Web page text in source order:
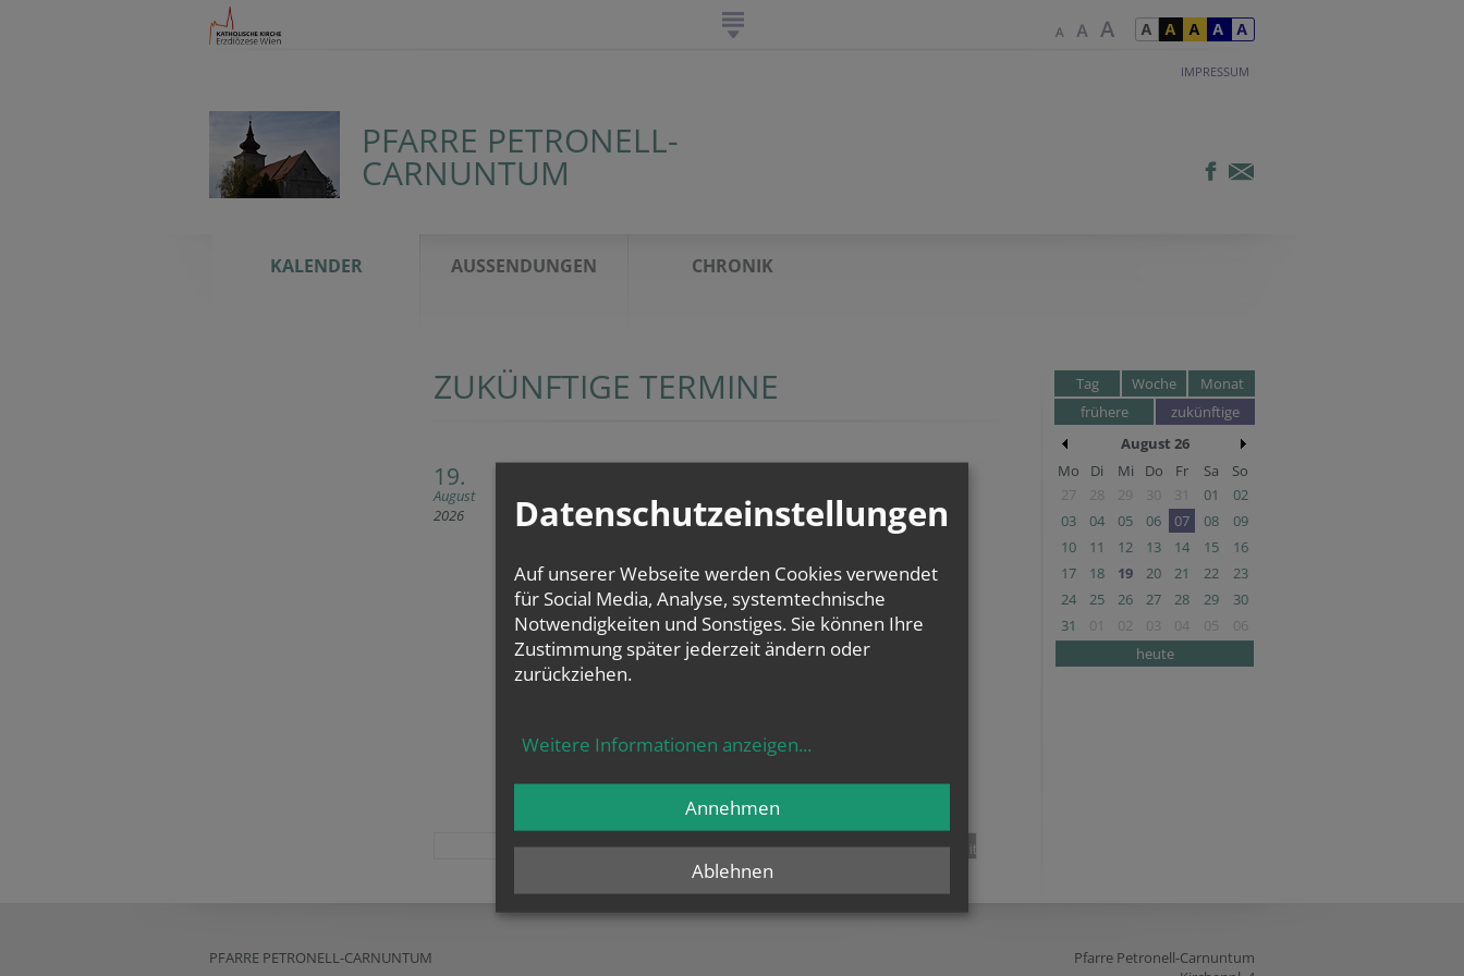
IMPRESSUM
PFARRE PETRONELL-
CARNUNTUM
KALENDER AUSSENDUNGEN CHRONIK
ZUKÜNFTIGE TERMINE
19.
August
2026
Mi.., 19.08.2026,19.00 Uhr
Zur Annakapelle 1
Am 19. August ist ab 19 Uhr die nächste
„Open Music Session“
in der Annakapelle - Komm und sing mit!
(Zuhören ist auch erlaubt)
Pfarre Petronell-Carnuntum
teilen tweet pin it
Tag Woche
Monat
frühere
zukünftige
August 26
Mo
Di Mi Do Fr Sa
So
27
28 29 30 31 01
02
03
04 05 06 07 08
09
10
11 12 13 14 15
16
17
18 19 20 21 22
23
24
25 26 27 28 29
30
31
01 02 03 04 05
06
heute
PFARRE PETRONELL-CARNUNTUM
Pfarre Petronell-Carnuntum
Datenschutzeinstellungen
Auf unserer Webseite werden Cookies verwendet
für Social Media, Analyse, systemtechnische
Notwendigkeiten und Sonstiges. Sie können Ihre
Zustimmung später jederzeit ändern oder
zurückziehen.
Weitere Informationen anzeigen...
Ablehnen
Annehmen